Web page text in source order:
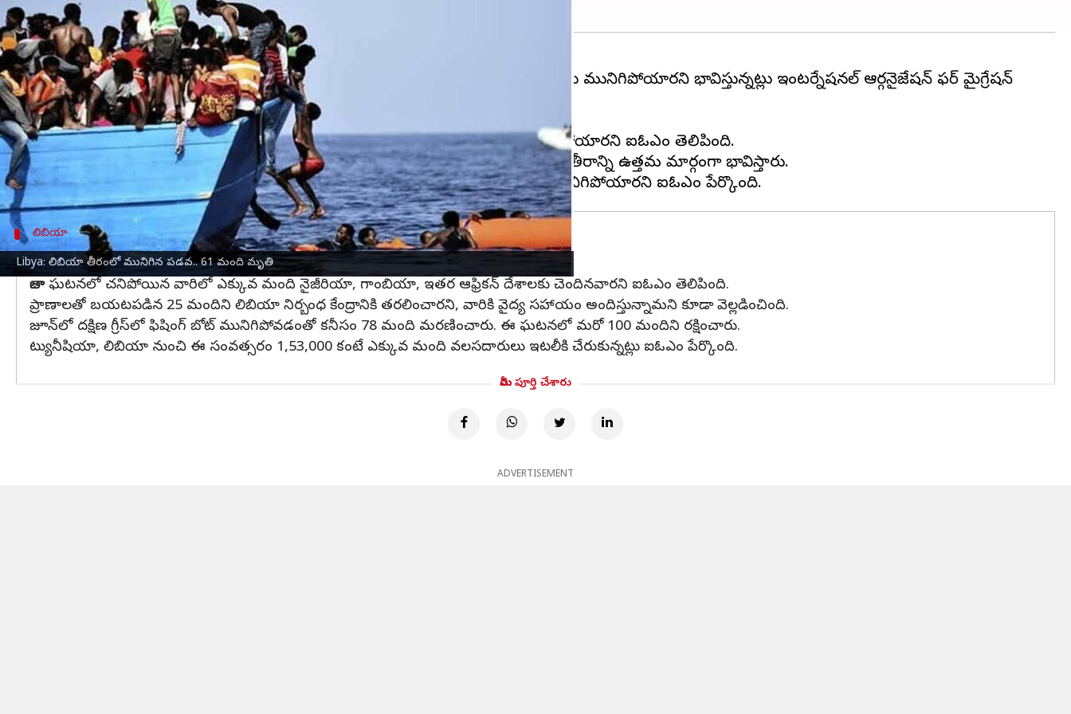
Libya: లిబియా తీరంలో మునిగిన పడవ.. 61 మంది మృతి
వ్రాసిన వారు Stalin 10:25 am
ఈ వార్తాకథనం ఏంటి
మధ్యధరా సముద్రంలిబియాతీరంలో జరిగిన ఓడ ప్రమాదంలో 60 మందికి పైగా వలసదారులు మునిగిపోయారని భావిస్తున్నట్లు ఇంటర్నేషనల్ ఆర్గనైజేషన్ ఫర్ మైగ్రేషన్
(IOM) తెలిపింది.
శనివారం సుమారు 86 మందితో ఓడ జువారా నగరం నుంచి బయలుదేరిందని తెలిపింది.
ఎత్తైన అలలకు పడవ మునిగిందని, దీంతో పిల్లలతో సహా 61 మంది వలసదారులు మునిగిపోయారని ఐఓఎం తెలిపింది.
మధ్యధరా సముద్రం దాటి ఐరోపాలోకి ప్రవేశించడానికి ప్రయత్నిస్తున్న వలసదారులకు లిబియా తీరాన్ని ఉత్తమ మార్గంగా భావిస్తారు.
లిబియా
మృతి చెందిన వారందరూ ఆఫ్రికన్స్‌
తాజా ఘటనలో చనిపోయిన వారిలో ఎక్కువ మంది నైజీరియా, గాంబియా, ఇతర ఆఫ్రికన్ దేశాలకు చెందినవారని ఐఓఎం తెలిపింది.
ప్రాణాలతో బయటపడిన 25 మందిని లిబియా నిర్బంధ కేంద్రానికి తరలించారని, వారికి వైద్య సహాయం అందిస్తున్నామని కూడా వెల్లడించింది.
జూన్‌లో దక్షిణ గ్రీస్‌లో ఫిషింగ్ బోట్ మునిగిపోవడంతో కనీసం 78 మంది మరణించారు. ఈ ఘటనలో మరో 100 మందిని రక్షించారు.
ట్యునీషియా, లిబియా నుంచి ఈ సంవత్సరం 1,53,000 కంటే ఎక్కువ మంది వలసదారులు ఇటలీకి చేరుకున్నట్లు ఐఓఎం పేర్కొంది.
మీరు పూర్తి చేశారు
ADVERTISEMENT